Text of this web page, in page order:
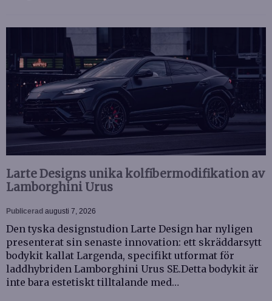
Larte Designs unika kolfibermodifikation av
Lamborghini Urus
Publicerad augusti 7, 2026
Den tyska designstudion Larte Design har nyligen
presenterat sin senaste innovation: ett skräddarsytt
bodykit kallat Largenda, specifikt utformat för
laddhybriden Lamborghini Urus SE.Detta bodykit är
inte bara estetiskt tilltalande med…